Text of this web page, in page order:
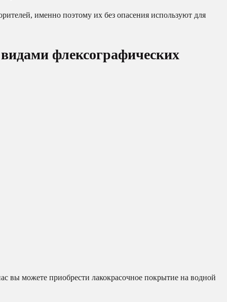
именно поэтому их без опасения используют для
флексографических
вы можете приобрести лакокрасочное покрытие на водной